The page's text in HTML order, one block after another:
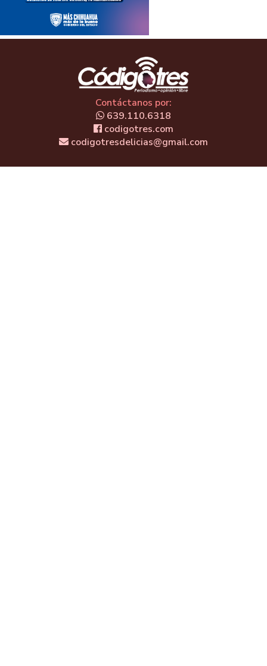
Contáctanos por:
639.110.6318
codigotres.com
codigotresdelicias@gmail.com